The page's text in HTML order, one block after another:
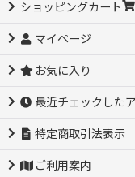
ショッピングカート
マイページ
お気に入り
最近チェックした
特定商取引法表示
ご利用案内